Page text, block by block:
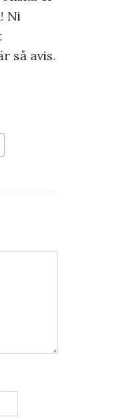
Ni
så avis.